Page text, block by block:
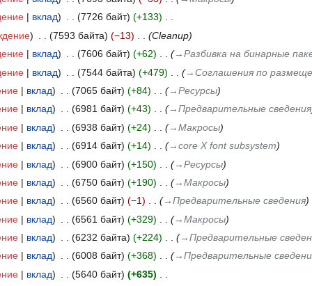
вклад 7726 байт +133
7593 байта −13
Cleanup
вклад 7606 байт +62
→‎Разбивка на бинарные
вклад 7544 байта +479
→‎Соглашения по
вклад 7065 байт +84
→‎Ресурсы
вклад 6981 байт +43
→‎Предварительные сведения
вклад 6938 байт +24
→‎Макросы
вклад 6914 байт +14
→‎core X font subsystem
вклад 6900 байт +150
→‎Ресурсы
вклад 6750 байт +190
→‎Макросы
вклад 6560 байт −1
→‎Предварительные сведения
вклад 6561 байт +329
→‎Макросы
вклад 6232 байта +224
→‎Предварительные
вклад 6008 байт +368
→‎Предварительные
вклад 5640 байт +635